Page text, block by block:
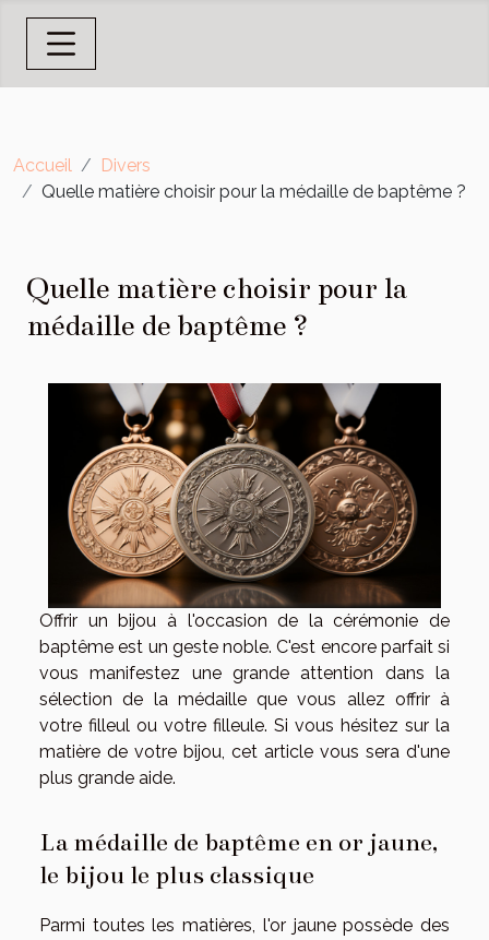
Accueil
Divers
Quelle matière choisir pour la médaille de baptême ?
Quelle matière choisir pour la
médaille de baptême ?
Offrir un bijou à l'occasion de la cérémonie de
baptême est un geste noble. C'est encore parfait si
vous manifestez une grande attention dans la
sélection de la médaille que vous allez offrir à
votre filleul ou votre filleule. Si vous hésitez sur la
matière de votre bijou, cet article vous sera d'une
plus grande aide.
La médaille de baptême en or jaune,
le bijou le plus classique
Parmi toutes les matières, l'or jaune possède des